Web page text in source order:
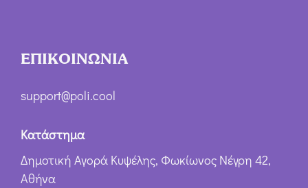
ΕΠΙΚΟΙΝΩΝΙΑ
support@poli.cool
Κατάστημα
Δημοτική Αγορά Κυψέλης, Φωκίωνος Νέγρη 42,
Αθήνα